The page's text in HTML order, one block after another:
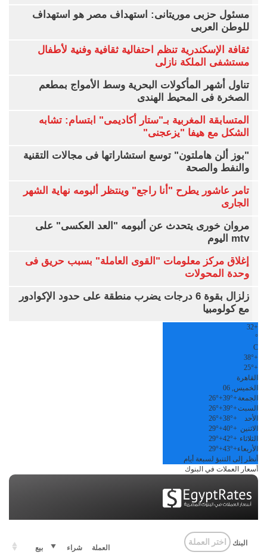
مسئول حزبى موريتانى: استهداف مصر هو استهداف
للوطن العربى
ثقافة الإسكندرية تنظم احتفالية ثقافية وفنية لأطفال
مستشفى الملكة نازلى
تناول أشهر المأكولات البحرية وسط الأمواج بمطعم
الصخرة فى المحيط الهندى
المتسابقة المغربية بـ"ستار أكاديمى" ابتسام: تشابه
الشكل مع هيفا "يزعجنى"
"بوز ألن هاملتون" توسع استشاراتها فى مجالات التقنية
والنفط والصحة
تامر عاشور يطرح "أنا راجع" وينتظر ألبومه نهاية الشهر
الجارى
مروان خورى يتحدث عن ألبومه "العد العكسى" على
mtv اليوم
إغلاق مركز معلومات "القوى العاملة" بسبب حريق فى
وحدة المحولات
زلزال بقوة 6 درجات يضرب منطقة على حدود الإكوادور
مع كولومبيا
+
32
°
C
+
38°
+
25°
القاهرة
الخميس, 06
الجمعة +
39°
+
26°
السبت+
39°
+
26°
الأحد
+
38°
+
26°
الاثنين +
40°
+
29°
الثلاثاء +
42°
+
29°
الأربعاء+
43°
+
29°
أنظر إلى التنبؤ لسبعة أيام
أسعار العملات في البنوك